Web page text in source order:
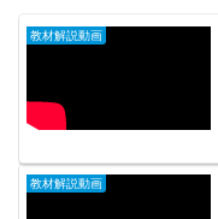
教材解説動画
教材解説動画